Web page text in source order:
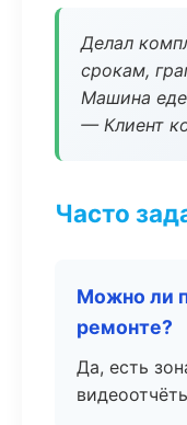
Делал
срокам,
Машина
— Клиент
Часто
Можно ли
ремонте?
Да, есть